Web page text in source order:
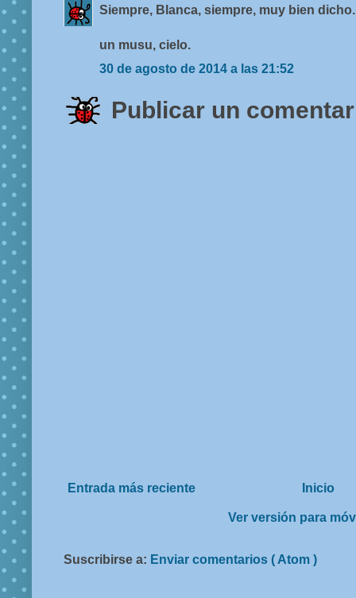
Siempre, Blanca, siempre, muy bien dicho.
un musu, cielo.
30 de agosto de 2014 a las 21:52
Publicar un
Entrada más reciente Inicio
Ver versión para
Suscribirse a: Enviar comentarios ( Atom )